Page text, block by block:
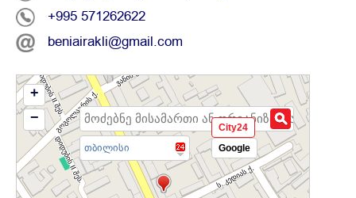
+995 571262622
beniairakli@gmail.com
თბილისი
+
−
City24
Google